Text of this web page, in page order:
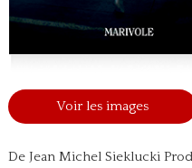
Voir les images
De Jean Michel Sieklucki